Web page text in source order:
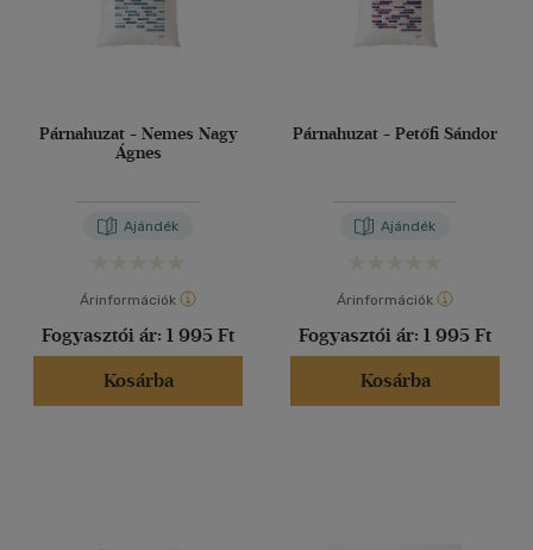
Párnahuzat - Nemes Nagy
Ágnes
Ajándék
Árinformációk
Fogyasztói ár: 1 995 Ft
Kosárba
Párnahuzat - Petőfi Sándor
Ajándék
Árinformációk
Fogyasztói ár: 1 995 Ft
Kosárba